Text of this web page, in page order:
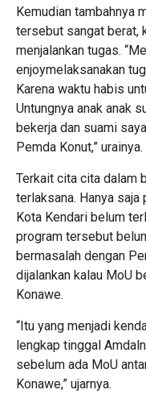
Kemudian tambahnya
tersebut sangat berat,
menjalankan tugas.
enjoymelaksanakan
Karena waktu habis
Untungnya anak anak
bekerja dan suami
Pemda Konut,” urainya.
Terkait cita cita dalam
terlaksana. Hanya
Kota Kendari belum
program tersebut
bermasalah dengan
dijalankan kalau MoU
Konawe.
“Itu yang menjadi
lengkap tinggal
sebelum ada MoU
Konawe,” ujarnya.